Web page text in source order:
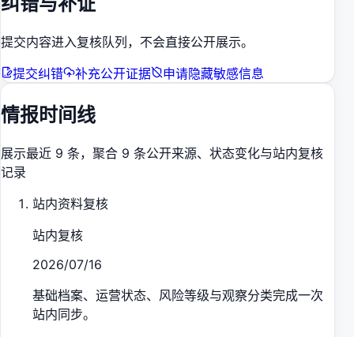
提交内容进入复核队列，不会直接公开展示。
提交纠错
补充公开证据 申请隐藏敏感信息
情报时间线
展示最近 9 条，聚合 9 条公开来源、状态变化与站内复核
记录
站内资料复核
站内复核
2026/07/16
基础档案、运营状态、风险等级与观察分类完成一次
站内同步。